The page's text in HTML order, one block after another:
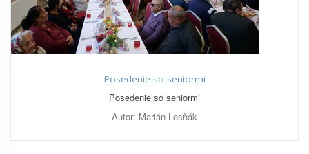
Posedenie so seniormi
Posedenie so seniormi
Autor: Marián Lesňák